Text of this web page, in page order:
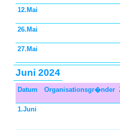
12.Mai
26.Mai
27.Mai
Juni 2024
Datum Organisationsgr�nder
1.Juni